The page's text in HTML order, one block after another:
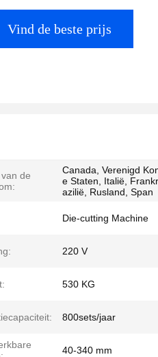
Vind de beste prijs
de
Canada, Verenigd
e Staten, Italië,
azilië, Rusland, Span
Die-cutting Machine
220 V
530 KG
800sets/jaar
40-340 mm